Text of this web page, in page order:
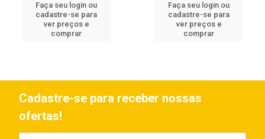
Faça seu login ou
cadastre-se para
ver preços e
comprar
Faça seu login ou
cadastre-se para
ver preços e
comprar
Cadastre-se para receber nossas
ofertas!